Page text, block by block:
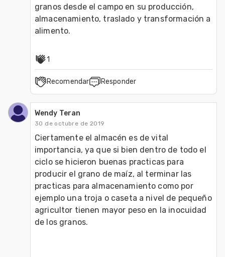
granos desde el campo en su producción,
almacenamiento, traslado y transformación a
alimento.
1
Recomendar Responder
Wendy Teran
30 de octubre de 2019
Ciertamente el almacén es de vital
importancia, ya que si bien dentro de todo el
ciclo se hicieron buenas practicas para
producir el grano de maíz, al terminar las
practicas para almacenamiento como por
ejemplo una troja o caseta a nivel de pequeño
agricultor tienen mayor peso en la inocuidad
de los granos.